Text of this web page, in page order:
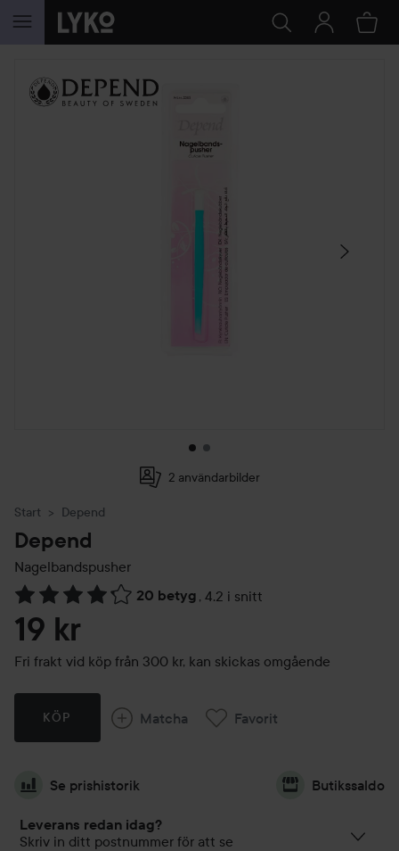
HOPPA TILL INNEHÅLLET
HOPPA ÖVER SEKTIONEN
2 användarbilder
Start Depend
Depend
Nagelbandspusher
20 betyg , 4.2 i snitt
Hoppa till Betyg & kommentarer
19 kr
Fri frakt vid köp från 300 kr, kan skickas omgående
KÖP Matcha Favorit
Se prishistorik Butikssaldo
Leverans redan idag?
Skriv in ditt postnummer för att se